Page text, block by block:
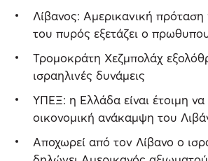
Λίβανος: Αμερικανική
του πυρός εξετάζει ο
Τρομοκράτη Χεζμπολάχ
ισραηλινές δυνάμεις
ΥΠΕΞ: η Ελλάδα είναι έτοιμη
οικονομική ανάκαμψη του
Αποχωρεί από τον Λίβανο ο